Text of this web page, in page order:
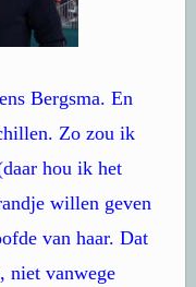
Bergsma. En
Zo zou ik
hou ik het
willen geven
van haar. Dat
niet vanwege